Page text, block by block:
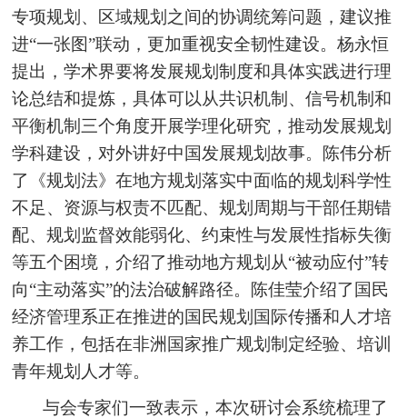
专项规划、区域规划之间的协调统筹问题，建议推
进“一张图”联动，更加重视安全韧性建设。杨永恒
提出，学术界要将发展规划制度和具体实践进行理
论总结和提炼，具体可以从共识机制、信号机制和
平衡机制三个角度开展学理化研究，推动发展规划
学科建设，对外讲好中国发展规划故事。陈伟分析
了《规划法》在地方规划落实中面临的规划科学性
不足、资源与权责不匹配、规划周期与干部任期错
配、规划监督效能弱化、约束性与发展性指标失衡
等五个困境，介绍了推动地方规划从“被动应付”转
向“主动落实”的法治破解路径。陈佳莹介绍了国民
经济管理系正在推进的国民规划国际传播和人才培
养工作，包括在非洲国家推广规划制定经验、培训
青年规划人才等。
与会专家们一致表示，本次研讨会系统梳理了